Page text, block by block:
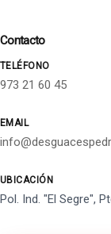
Contacto
TELÉFONO
973 21 60 45
EMAIL
UBICACIÓN
Pol. Ind. "El Segre",